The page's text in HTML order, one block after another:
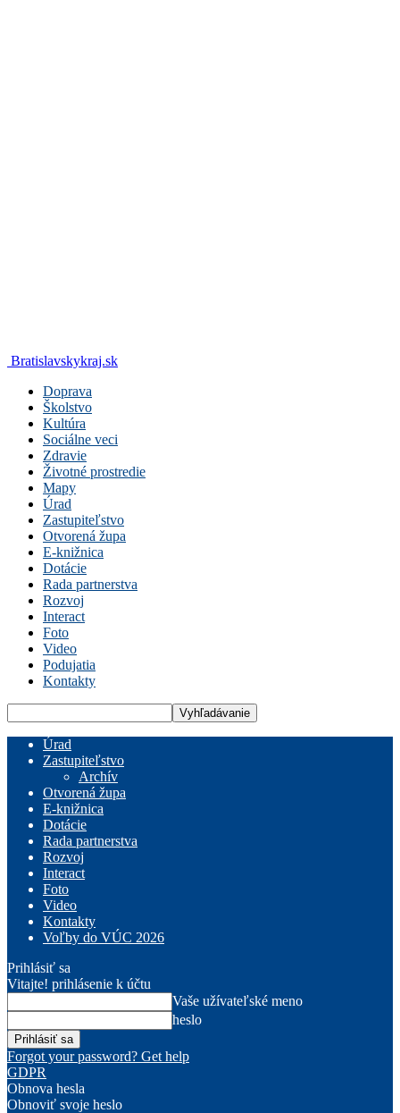
Bratislavskykraj.sk
Doprava
Školstvo
Kultúra
Sociálne veci
Zdravie
Životné prostredie
Mapy
Úrad
Zastupiteľstvo
Otvorená župa
E-knižnica
Dotácie
Rada partnerstva
Rozvoj
Interact
Foto
Video
Podujatia
Kontakty
Úrad
Zastupiteľstvo
Archív
Otvorená župa
E-knižnica
Dotácie
Rada partnerstva
Rozvoj
Interact
Foto
Video
Kontakty
Voľby do VÚC 2026
Prihlásiť sa
Vitajte! prihlásenie k účtu
Vaše užívateľské meno
heslo
Forgot your password? Get help
GDPR
Obnova hesla
Obnoviť svoje heslo